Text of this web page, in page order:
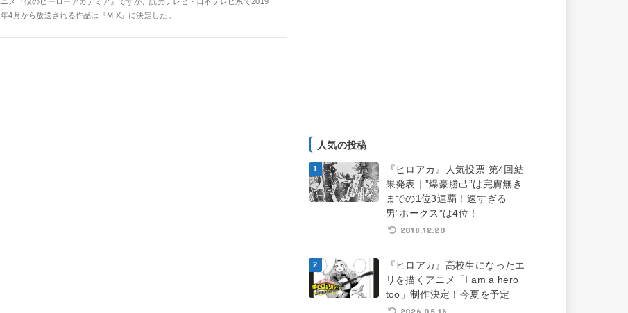
年4月から放送される作品は『MIX』に決定した。
人気の投稿
『ヒロアカ』人気投票 第4回結
果発表｜”爆豪勝己”は完膚無き
までの1位3連覇！速すぎる
男”ホークス”は4位！
2018.12.20
『ヒロアカ』高校生になったエ
リを描くアニメ「I am a hero
too」制作決定！今夏を予定